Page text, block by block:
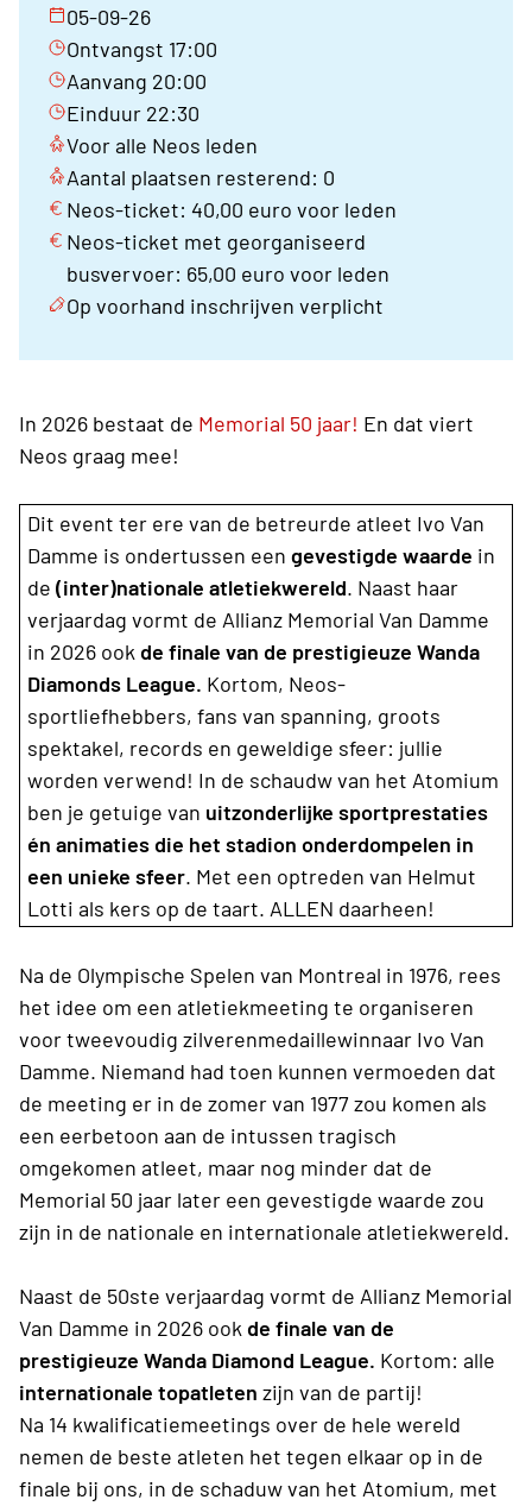
05-09-26
Ontvangst 17:00
Aanvang 20:00
Einduur 22:30
Voor alle Neos leden
Aantal plaatsen resterend: 0
Neos-ticket: 40,00 euro voor leden
Neos-ticket met georganiseerd
busvervoer: 65,00 euro voor leden
Op voorhand inschrijven verplicht
In 2026 bestaat de Memorial 50 jaar! En dat viert
Neos graag mee!
Dit event ter ere van de betreurde atleet Ivo Van
Damme is ondertussen een gevestigde waarde in
de (inter)nationale atletiekwereld. Naast haar
verjaardag vormt de Allianz Memorial Van Damme
in 2026 ook de finale van de prestigieuze Wanda
Diamonds League. Kortom, Neos-
sportliefhebbers, fans van spanning, groots
spektakel, records en geweldige sfeer: jullie
worden verwend! In de schaudw van het Atomium
ben je getuige van uitzonderlijke sportprestaties
én animaties die het stadion onderdompelen in
een unieke sfeer. Met een optreden van Helmut
Lotti als kers op de taart. ALLEN daarheen!
Na de Olympische Spelen van Montreal in 1976, rees
het idee om een atletiekmeeting te organiseren
voor tweevoudig zilverenmedaillewinnaar Ivo Van
Damme. Niemand had toen kunnen vermoeden dat
de meeting er in de zomer van 1977 zou komen als
een eerbetoon aan de intussen tragisch
omgekomen atleet, maar nog minder dat de
Memorial 50 jaar later een gevestigde waarde zou
zijn in de nationale en internationale atletiekwereld.
Naast de 50ste verjaardag vormt de Allianz Memorial
Van Damme in 2026 ook de finale van de
prestigieuze Wanda Diamond League. Kortom: alle
internationale topatleten zijn van de partij!
Na 14 kwalificatiemeetings over de hele wereld
nemen de beste atleten het tegen elkaar op in de
finale bij ons, in de schaduw van het Atomium, met